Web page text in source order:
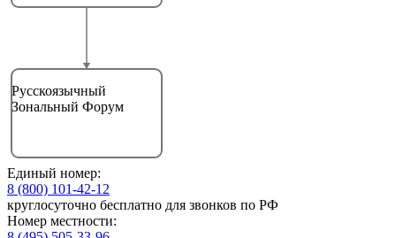
Русскоязычный
Зональный Форум
Единый номер:
8 (800) 101-42-12
круглосуточно бесплатно для звонков по РФ
Номер местности: